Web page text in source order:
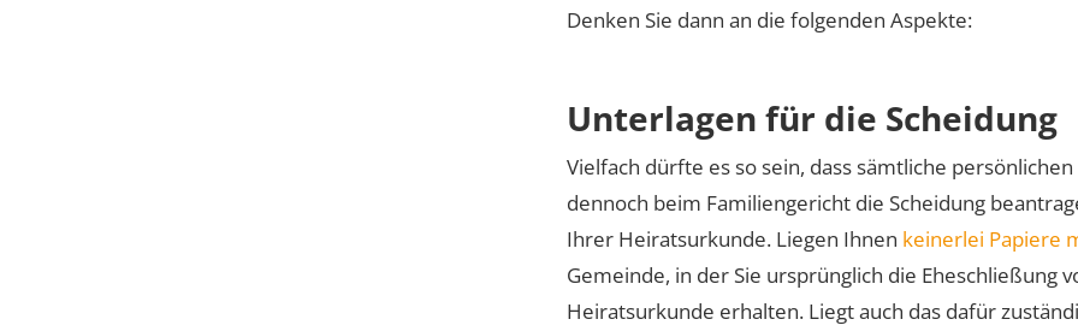
Denken Sie dann an die folgenden Aspekte:
Unterlagen für die Scheidung
Vielfach dürfte es so sein, dass sämtliche
dennoch beim Familiengericht die Scheidung
Ihrer Heiratsurkunde. Liegen Ihnen keinerlei Papiere
Gemeinde, in der Sie ursprünglich die Eheschließung
Heiratsurkunde erhalten. Liegt auch das dafür